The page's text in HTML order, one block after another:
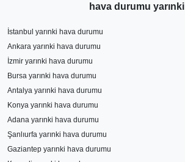
hava durumu yarınki
İstanbul yarınki hava durumu
Ankara yarınki hava durumu
İzmir yarınki hava durumu
Bursa yarınki hava durumu
Antalya yarınki hava durumu
Konya yarınki hava durumu
Adana yarınki hava durumu
Şanlıurfa yarınki hava durumu
Gaziantep yarınki hava durumu